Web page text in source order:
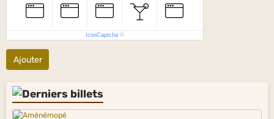
IconCaptcha ©
Ajouter